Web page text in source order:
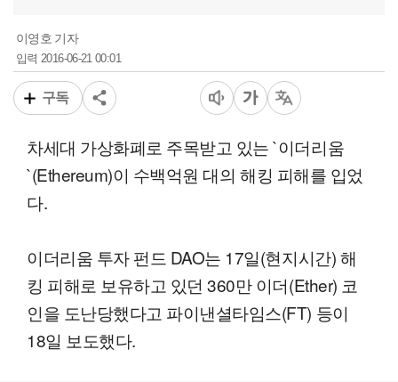
이영호 기자
입력2016-06-21 00:01
구독
차세대 가상화폐로 주목받고 있는 `이더리움
`(Ethereum)이 수백억원 대의 해킹 피해를 입었
다.
이더리움 투자 펀드 DAO는 17일(현지시간) 해
킹 피해로 보유하고 있던 360만 이더(Ether) 코
인을 도난당했다고 파이낸셜타임스(FT) 등이
18일 보도했다.